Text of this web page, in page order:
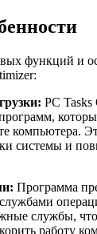
функций и
PC Tasks
компьютера.
системы и
Программа
службы,
работу